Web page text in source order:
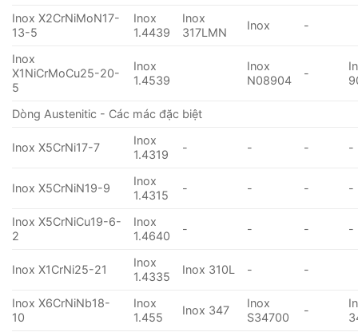
Inox X2CrNiMoN17-
13-5
Inox
1.4439
Inox
317LMN
Inox -
Inox
X1NiCrMoCu25-20-
5
Inox
1.4539
Inox
N08904
-
Dòng Austenitic - Các mác đặc biệt
Inox X5CrNi17-7
Inox
1.4319
- - - -
Inox X5CrNiN19-9
Inox
1.4315
- - - -
Inox X5CrNiCu19-6-
2
Inox
1.4640
- - - -
Inox X1CrNi25-21
Inox
1.4335
Inox 310L - -
Inox X6CrNiNb18-
10
Inox
1.455
Inox 347
Inox
S34700
-